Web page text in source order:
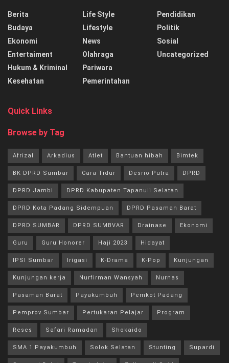
Berita
Budaya
Ekonomi
Entertaiment
Hukum & Kriminal
Kesehatan
Life Style
Lifestyle
News
Olahraga
Pariwara
Pemerintahan
Pendidikan
Politik
Sosial
Uncategorized
Quick Links
Browse by Tag
Afrizal Arkadius Atlet Bantuan hibah Bimtek
BK DPRD Sumbar Cara Tidur Desrio Putra DPRD
DPRD Jambi DPRD Kabupaten Tapanuli Selatan
DPRD Kota Padang Sidempuan DPRD Pasaman Barat
DPRD SUMBAR DPRD SUMBVAR Drainase Ekonomi
Guru Guru Honorer Haji 2023 Hidayat
IPSI Sumbar Irigasi K-Drama K-Pop Kunjungan
Kunjungan kerja Nurfirman Wansyah Nurnas
Pasaman Barat Payakumbuh Pemkot Padang
Pemprov Sumbar Pertukaran Pelajar Program
Reses Safari Ramadan Shokaido
SMA 1 Payakumbuh Solok Selatan Stunting Supardi